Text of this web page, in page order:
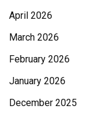
April 2026
March 2026
February 2026
January 2026
December 2025